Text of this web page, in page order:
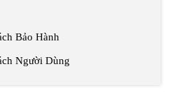
Bảo Hành
Người Dùng